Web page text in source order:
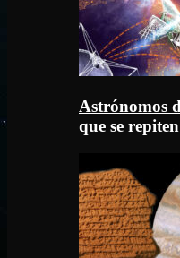
Astrónomos
que se